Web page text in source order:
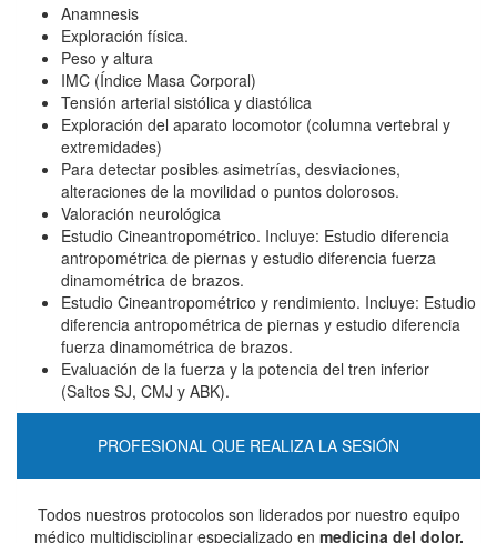
Anamnesis
Exploración física.
Peso y altura
IMC (Índice Masa Corporal)
Tensión arterial sistólica y diastólica
Exploración del aparato locomotor (columna vertebral y
extremidades)
Para detectar posibles asimetrías, desviaciones,
alteraciones de la movilidad o puntos dolorosos.
Valoración neurológica
Estudio Cineantropométrico. Incluye: Estudio diferencia
antropométrica de piernas y estudio diferencia fuerza
dinamométrica de brazos.
Estudio Cineantropométrico y rendimiento. Incluye: Estudio
diferencia antropométrica de piernas y estudio diferencia
fuerza dinamométrica de brazos.
Evaluación de la fuerza y la potencia del tren inferior
(Saltos SJ, CMJ y ABK).
PROFESIONAL QUE REALIZA LA SESIÓN
Todos nuestros protocolos son liderados por nuestro equipo
médico multidisciplinar especializado en medicina del dolor,